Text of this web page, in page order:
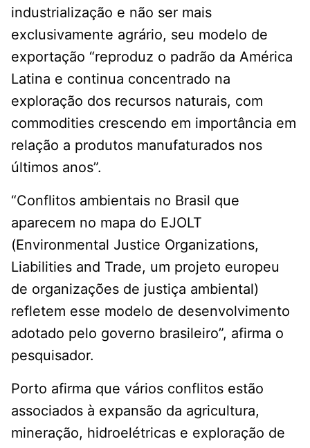
industrialização e não ser mais
exclusivamente agrário, seu modelo de
exportação “reproduz o padrão da América
Latina e continua concentrado na
exploração dos recursos naturais, com
commodities crescendo em importância em
relação a produtos manufaturados nos
últimos anos”.
“Conflitos ambientais no Brasil que
aparecem no mapa do EJOLT
(Environmental Justice Organizations,
Liabilities and Trade, um projeto europeu
de organizações de justiça ambiental)
refletem esse modelo de desenvolvimento
adotado pelo governo brasileiro”, afirma o
pesquisador.
Porto afirma que vários conflitos estão
associados à expansão da agricultura,
mineração, hidroelétricas e exploração de